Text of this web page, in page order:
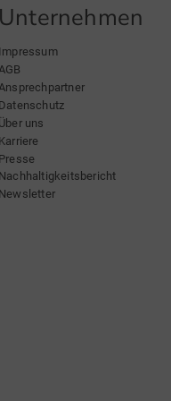
Unternehmen
Impressum
Datenschutz
Über uns
Karriere
Presse
Nachhaltigkeitsbericht
Newsletter